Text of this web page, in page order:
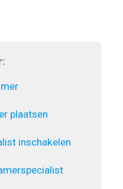
plaatsen
inschakelen